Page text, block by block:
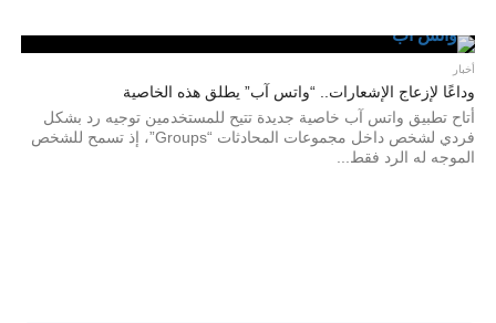
أخبار
وداعًا لإزعاج الإشعارات.. “واتس آب” يطلق هذه الخاصية
أتاح تطبيق واتس آب خاصية جديدة تتيح للمستخدمين توجيه رد بشكل
فردي لشخص داخل مجموعات المحادثات “Groups”، إذ تسمح للشخص
الموجه له الرد فقط...